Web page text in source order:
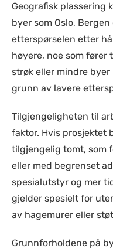
Geografisk plassering
byer som Oslo,
etterspørselen etter
høyere, noe som fører
strøk eller mindre
grunn av lavere
Tilgjengeligheten til
faktor. Hvis prosjektet
tilgjengelig tomt, som
eller med begrenset
spesialutstyr og mer
gjelder spesielt for
av hagemurer eller
Grunnforholdene på